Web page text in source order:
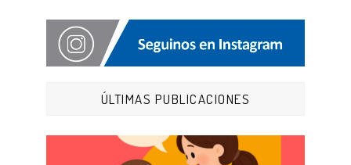
ÚLTIMAS PUBLICACIONES